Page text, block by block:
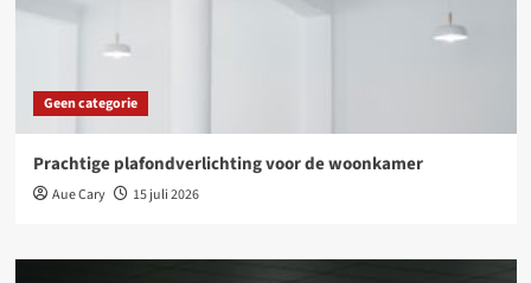
Geen categorie
Prachtige plafondverlichting voor de woonkamer
Aue Cary 15 juli 2026